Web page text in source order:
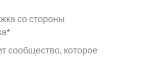
со стороны
сообщество, которое